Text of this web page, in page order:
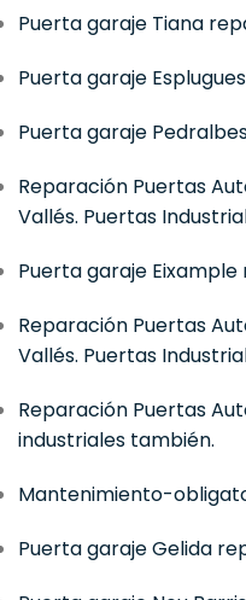
Puerta garaje Tiana
Puerta garaje
Puerta garaje
Reparación Puertas
Vallés. Puertas
Puerta garaje
Reparación Puertas
Vallés. Puertas
Reparación Puertas
industriales también.
Mantenimiento-
Puerta garaje Gelida